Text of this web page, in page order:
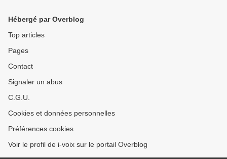
Hébergé par Overblog
Top articles
Pages
Contact
Signaler un abus
C.G.U.
Cookies et données personnelles
Préférences cookies
Voir le profil de i-voix sur le portail Overblog